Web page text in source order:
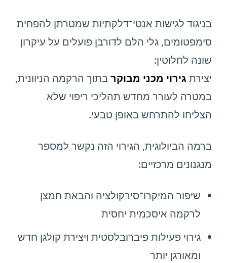
בניגוד לגישות אנטי־דלקתיות שמטרתן להפחית
סימפטומים, גלי הלם לדורבן פועלים על עיקרון
שונה לחלוטין:
יצירת גירוי מכני מבוקרבתוך הרקמה הניוונית,
במטרה לעורר מחדש תהליכי ריפוי שלא
הצליחו להתרחש באופן טבעי.
ברמה הביולוגית, הגירוי הזה נקשר למספר
מנגנונים מרכזיים:
שיפור המיקרו־סירקולציה והבאת חמצן
לרקמה איסכמית יחסית
גירוי פעילות פיברובלסטית ויצירת קולגן חדש
ומאורגן יותר